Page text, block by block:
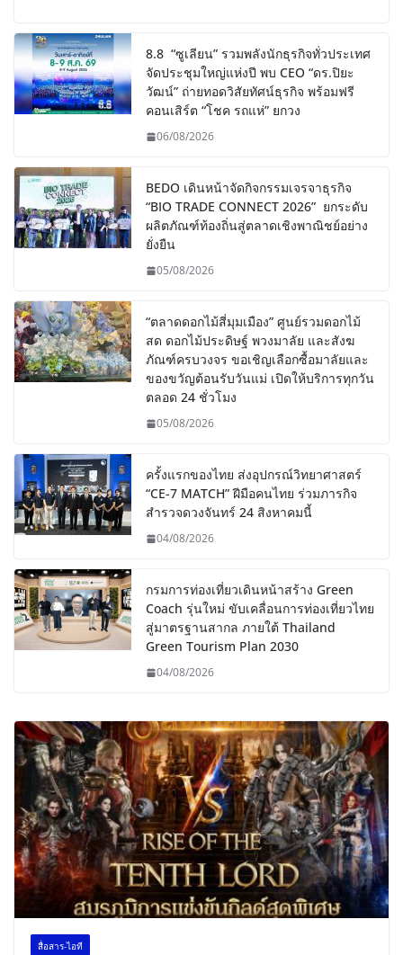
8.8 “ซูเลียน” รวมพลังนักธุรกิจทั่วประเทศ
จัดประชุมใหญ่แห่งปี พบ CEO “ดร.ปิยะ
วัฒน์” ถ่ายทอดวิสัยทัศน์ธุรกิจ พร้อมฟรี
คอนเสิร์ต “โชค รถแห่” ยกวง
06/08/2026
BEDO เดินหน้าจัดกิจกรรมเจรจาธุรกิจ
“BIO TRADE CONNECT 2026” ยกระดับ
ผลิตภัณฑ์ท้องถิ่นสู่ตลาดเชิงพาณิชย์อย่าง
ยั่งยืน
05/08/2026
“ตลาดดอกไม้สี่มุมเมือง” ศูนย์รวมดอกไม้
สด ดอกไม้ประดิษฐ์ พวงมาลัย และสังฆ
ภัณฑ์ครบวงจร ขอเชิญเลือกซื้อมาลัยและ
ของขวัญต้อนรับวันแม่ เปิดให้บริการทุกวัน
ตลอด 24 ชั่วโมง
05/08/2026
ครั้งแรกของไทย ส่งอุปกรณ์วิทยาศาสตร์
“CE-7 MATCH” ฝีมือคนไทย ร่วมภารกิจ
สำรวจดวงจันทร์ 24 สิงหาคมนี้
04/08/2026
กรมการท่องเที่ยวเดินหน้าสร้าง Green
Coach รุ่นใหม่ ขับเคลื่อนการท่องเที่ยวไทย
สู่มาตรฐานสากล ภายใต้ Thailand
Green Tourism Plan 2030
04/08/2026
สื่อสาร-ไอที